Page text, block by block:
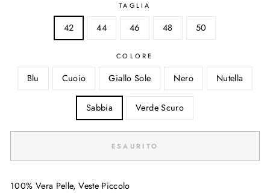
TAGLIA
42 44 46 48 50
COLORE
Blu Cuoio Giallo Sole Nero Nutella
Sabbia Verde Scuro
ESAURITO
100% Vera Pelle, Veste Piccolo